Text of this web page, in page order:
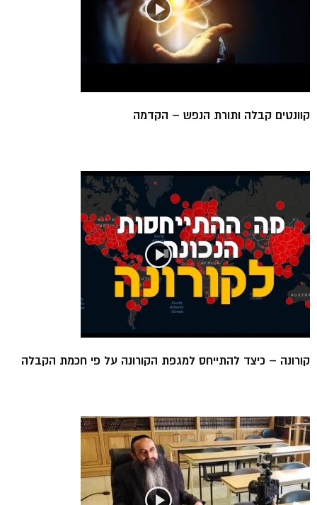
קוונטים קבלה ותורת הנפש – הקדמה
קורונה – כיצד להתייחס למגפת הקורונה על פי חכמת הקבלה